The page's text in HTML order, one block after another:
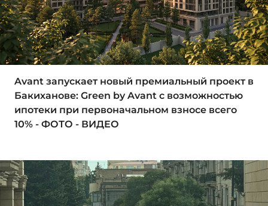
Avant запускает новый премиальный проект в
Бакиханове: Green by Avant с возможностью
ипотеки при первоначальном взносе всего
10% - ФОТО - ВИДЕО